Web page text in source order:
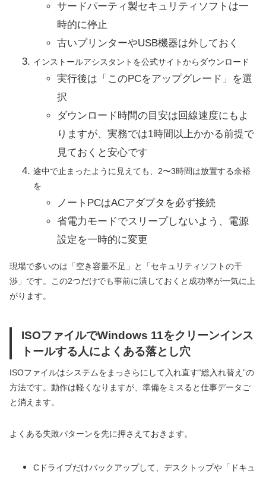
サードパーティ製セキュリティソフトは一
時的に停止
古いプリンターやUSB機器は外しておく
インストールアシスタントを公式サイトからダウンロード
実行後は「このPCをアップグレード」を選
択
ダウンロード時間の目安は回線速度にもよ
りますが、実務では1時間以上かかる前提で
見ておくと安心です
途中で止まったように見えても、2〜3時間は放置する余裕
を
ノートPCはACアダプタを必ず接続
省電力モードでスリープしないよう、電源
設定を一時的に変更
現場で多いのは「空き容量不足」と「セキュリティソフトの干
渉」です。この2つだけでも事前に潰しておくと成功率が一気に上
がります。
ISOファイルでWindows 11をクリーンインス
トールする人によくある落とし穴
ISOファイルはシステムをまっさらにして入れ直す“総入れ替え”の
方法です。動作は軽くなりますが、準備をミスると仕事データご
と消えます。
よくある失敗パターンを先に押さえておきます。
Cドライブだけバックアップして、デスクトップや「ドキュ